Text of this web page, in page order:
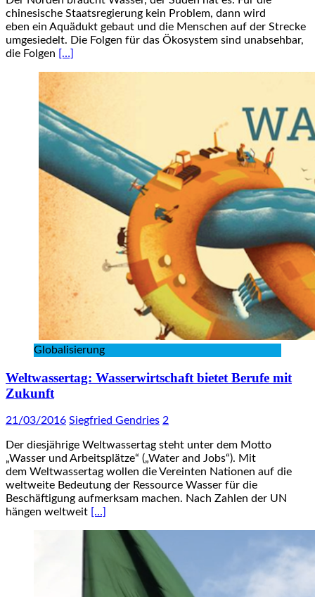
chinesische Staatsregierung kein Problem, dann wird
eben ein Aquädukt gebaut und die Menschen auf der Strecke
umgesiedelt. Die Folgen für das Ökosystem sind unabsehbar,
die Folgen […]
Globalisierung
Weltwassertag: Wasserwirtschaft bietet Berufe mit
Zukunft
21/03/2016 Siegfried Gendries 2
Der diesjährige Weltwassertag steht unter dem Motto
„Wasser und Arbeitsplätze“ („Water and Jobs“). Mit
dem Weltwassertag wollen die Vereinten Nationen auf die
weltweite Bedeutung der Ressource Wasser für die
Beschäftigung aufmerksam machen. Nach Zahlen der UN
hängen weltweit […]